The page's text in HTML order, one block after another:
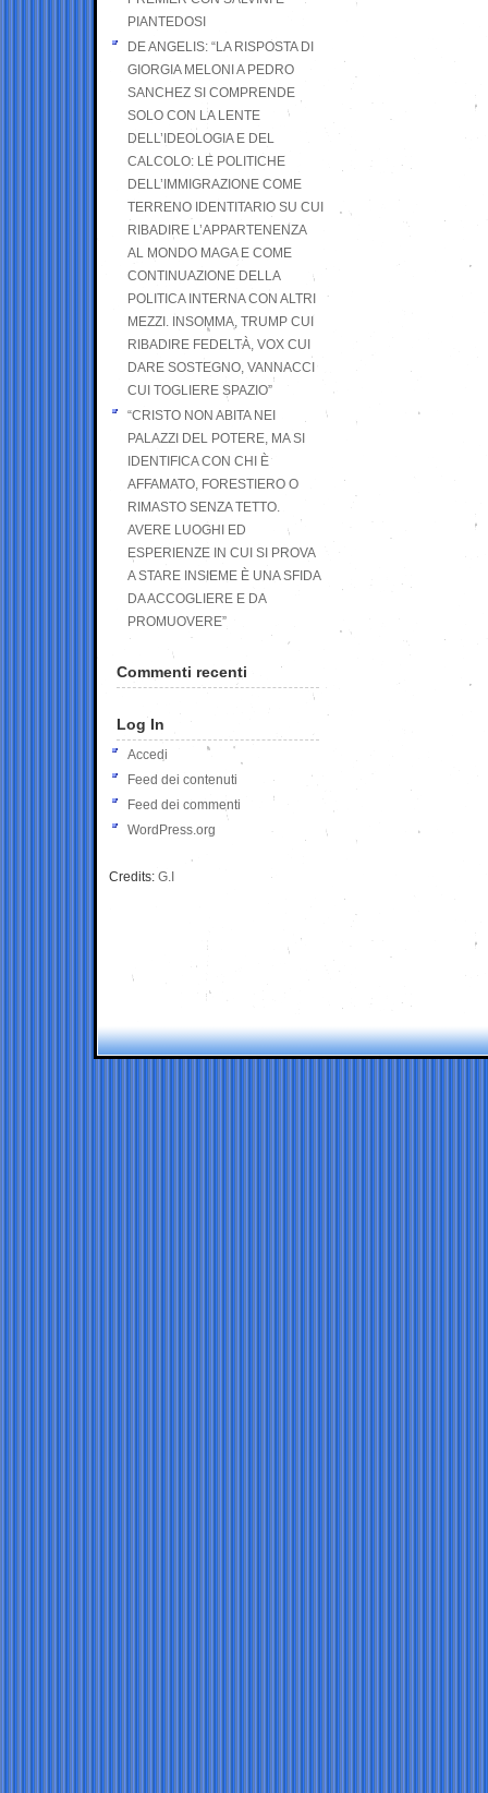
PIANTEDOSI
DE ANGELIS: “LA RISPOSTA DI
GIORGIA MELONI A PEDRO
SANCHEZ SI COMPRENDE
SOLO CON LA LENTE
DELL’IDEOLOGIA E DEL
CALCOLO: LE POLITICHE
DELL’IMMIGRAZIONE COME
TERRENO IDENTITARIO SU CUI
RIBADIRE L’APPARTENENZA
AL MONDO MAGA E COME
CONTINUAZIONE DELLA
POLITICA INTERNA CON ALTRI
MEZZI. INSOMMA, TRUMP CUI
RIBADIRE FEDELTÀ, VOX CUI
DARE SOSTEGNO, VANNACCI
CUI TOGLIERE SPAZIO”
“CRISTO NON ABITA NEI
PALAZZI DEL POTERE, MA SI
IDENTIFICA CON CHI È
AFFAMATO, FORESTIERO O
RIMASTO SENZA TETTO.
AVERE LUOGHI ED
ESPERIENZE IN CUI SI PROVA
A STARE INSIEME È UNA SFIDA
DA ACCOGLIERE E DA
PROMUOVERE”
Commenti recenti
Log In
Accedi
Feed dei contenuti
Feed dei commenti
WordPress.org
Credits: G.I